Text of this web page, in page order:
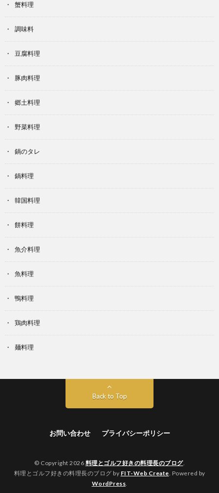
蟹料理
調味料
豆腐料理
豚肉料理
郷土料理
野菜料理
鍋のタレ
鍋料理
韓国料理
餅料理
魚介料理
魚料理
鴨料理
鶏肉料理
麺料理
Back to Top
お問い合わせ プライバシーポリシー
© Copyright 2026 料理とゴルフ好きの料理長のブログ.
料理とゴルフ好きの料理長のブログ by FIT-Web Create. Powered by
WordPress.